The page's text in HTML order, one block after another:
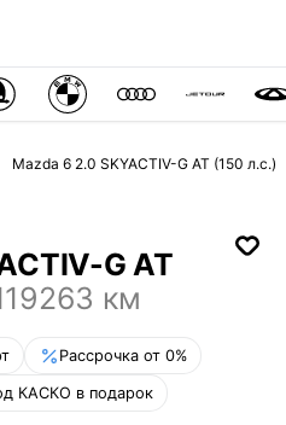
Mazda 6 2.0 SKYACTIV-G AT (150 л.с.)
G AT
км
Рассрочка от 0%
КАСКО в подарок